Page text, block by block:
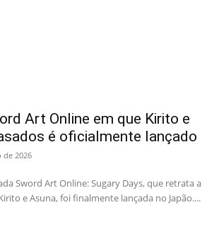
Art Online em que Kirito e
é oficialmente lançado
de 2026
Sword Art Online: Sugary Days, que retrata a
e Asuna, foi finalmente lançada no Japão....